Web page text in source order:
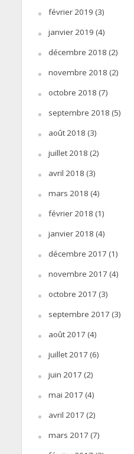
février 2019 (3)
janvier 2019 (4)
décembre 2018 (2)
novembre 2018 (2)
octobre 2018 (7)
septembre 2018 (5)
août 2018 (3)
juillet 2018 (2)
avril 2018 (3)
mars 2018 (4)
février 2018 (1)
janvier 2018 (4)
décembre 2017 (1)
novembre 2017 (4)
octobre 2017 (3)
septembre 2017 (3)
août 2017 (4)
juillet 2017 (6)
juin 2017 (2)
mai 2017 (4)
avril 2017 (2)
mars 2017 (7)